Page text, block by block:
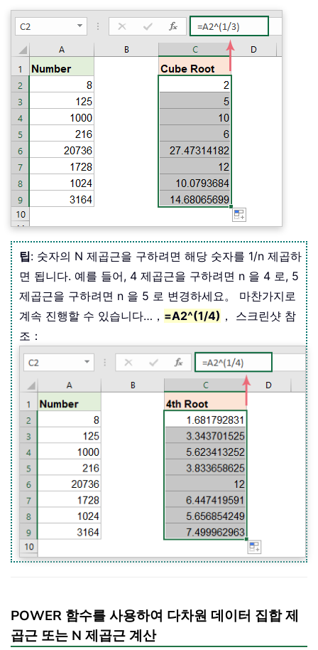
팁: 숫자의 N 제곱근을 구하려면 해당 숫자를 1/n 제곱하
면 됩니다. 예를 들어, 4 제곱근을 구하려면 n 을 4 로, 5
제곱근을 구하려면 n 을 5 로 변경하세요。 마찬가지로
계속 진행할 수 있습니다…， =A2^(1/4) ， 스크린샷 참
조：
POWER 함수를 사용하여 다차원 데이터 집합 제
곱근 또는 N 제곱근 계산